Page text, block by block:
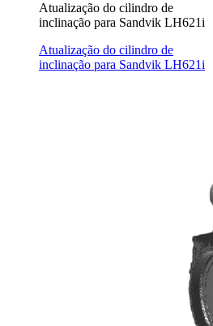
Atualização do cilindro de
inclinação para Sandvik LH621i
Atualização do cilindro de
inclinação para Sandvik LH621i